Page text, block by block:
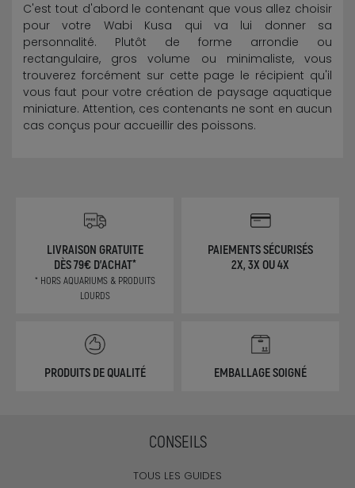
C'est tout d'abord le contenant que vous allez choisir
pour votre Wabi Kusa qui va lui donner sa
personnalité. Plutôt de forme arrondie ou
rectangulaire, gros volume ou minimaliste, vous
trouverez forcément sur cette page le récipient qu'il
vous faut pour votre création de paysage aquatique
miniature. Attention, ces contenants ne sont en aucun
cas conçus pour accueillir des poissons.
LIVRAISON GRATUITE
DÈS 79€ D'ACHAT*
* HORS AQUARIUMS & PRODUITS
LOURDS
PAIEMENTS SÉCURISÉS
2X, 3X OU 4X
PRODUITS DE QUALITÉ EMBALLAGE SOIGNÉ
CONSEILS
TOUS LES GUIDES